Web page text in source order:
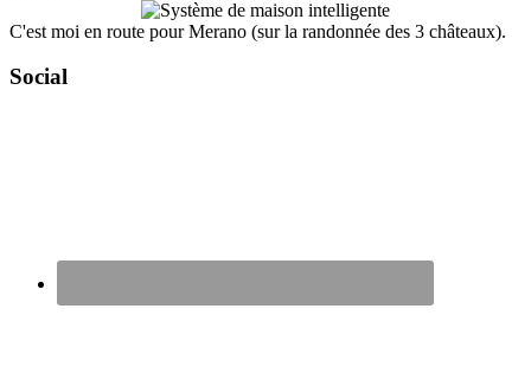
C'est moi en route pour Merano (sur la randonnée des 3 châteaux).
Social